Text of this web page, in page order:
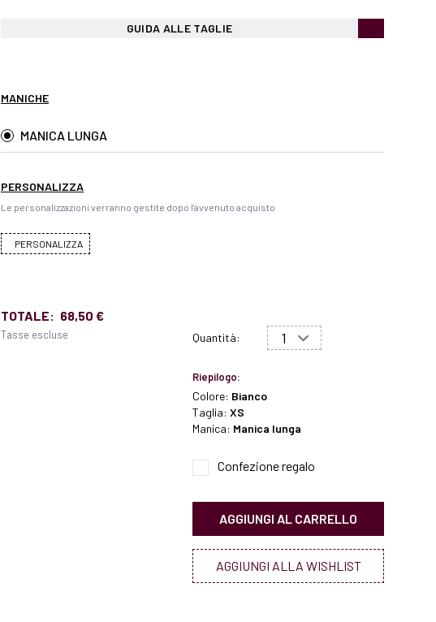
GUIDA ALLE TAGLIE
MANICHE
MANICA LUNGA
PERSONALIZZA
Le personalizzazioni verranno gestite dopo l'avvenuto acquisto
PERSONALIZZA
TOTALE: 68,50 €
Tasse escluse Quantità:
Riepilogo:
Colore: Bianco
Taglia: XS
Manica: Manica lunga
Confezione regalo
AGGIUNGI AL CARRELLO
AGGIUNGI ALLA WISHLIST